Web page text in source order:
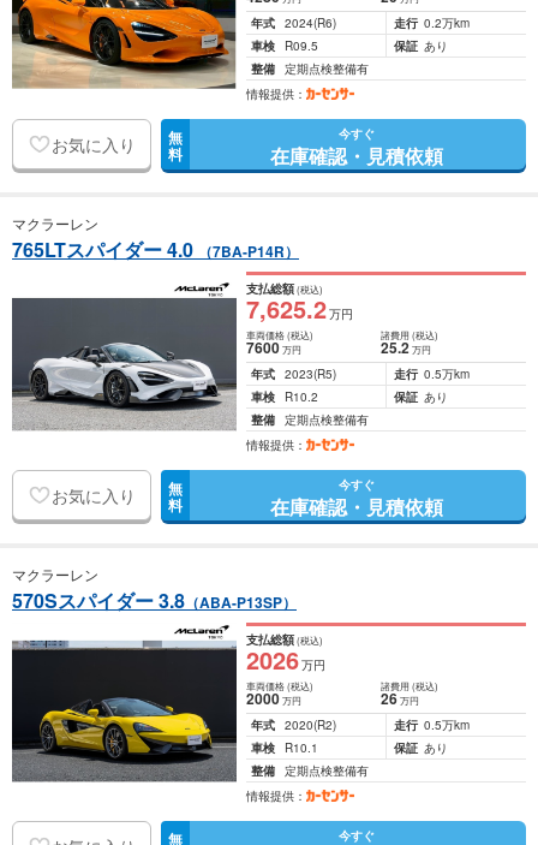
年式 2024(R6) 走行 0.2万km
車検
R09.5 保証 あり
整備 定期点検整備有
情報提供：
お気に入り 無
料
今すぐ
在庫確認・見積依頼
マクラーレン
765LTスパイダー 4.0 （7BA-P14R）
支払総額(税込)
7,625.2万円
車両価格(税込)
7600万円
諸費用 (税込)
25.2 万円
年式 2023(R5) 走行 0.5万km
車検
R10.2 保証 あり
整備 定期点検整備有
情報提供：
お気に入り 無
料
今すぐ
在庫確認・見積依頼
マクラーレン
570Sスパイダー 3.8 （ABA-P13SP）
支払総額(税込)
2026万円
車両価格(税込)
2000万円
諸費用 (税込)
26 万円
年式 2020(R2) 走行 0.5万km
車検
R10.1 保証 あり
整備 定期点検整備有
情報提供：
無 今すぐ